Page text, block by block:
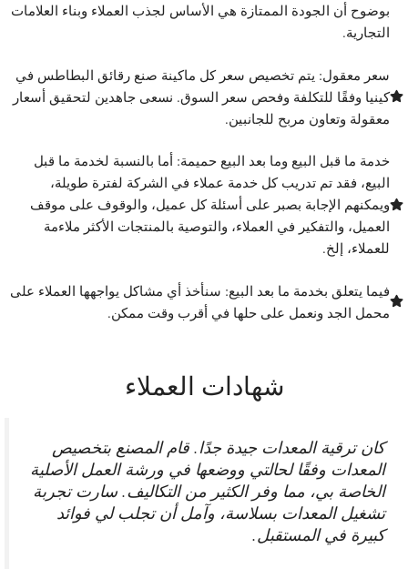
بوضوح أن الجودة الممتازة هي الأساس لجذب العملاء وبناء العلامات
التجارية.
سعر معقول: يتم تخصيص سعر كل ماكينة صنع رقائق البطاطس في
كينيا وفقًا للتكلفة وفحص سعر السوق. نسعى جاهدين لتحقيق أسعار
معقولة وتعاون مربح للجانبين.
خدمة ما قبل البيع وما بعد البيع حميمة: أما بالنسبة لخدمة ما قبل
البيع، فقد تم تدريب كل خدمة عملاء في الشركة لفترة طويلة،
ويمكنهم الإجابة بصبر على أسئلة كل عميل، والوقوف على موقف
العميل، والتفكير في العملاء، والتوصية بالمنتجات الأكثر ملاءمة
للعملاء، إلخ.
فيما يتعلق بخدمة ما بعد البيع: سنأخذ أي مشاكل يواجهها العملاء على
محمل الجد ونعمل على حلها في أقرب وقت ممكن.
شهادات العملاء
كان ترقية المعدات جيدة جدًا. قام المصنع بتخصيص
المعدات وفقًا لحالتي ووضعها في ورشة العمل الأصلية
الخاصة بي، مما وفر الكثير من التكاليف. سارت تجربة
تشغيل المعدات بسلاسة، وآمل أن تجلب لي فوائد
كبيرة في المستقبل.